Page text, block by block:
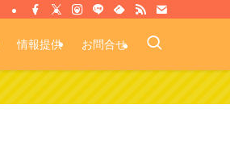
情報提供 お問合せ